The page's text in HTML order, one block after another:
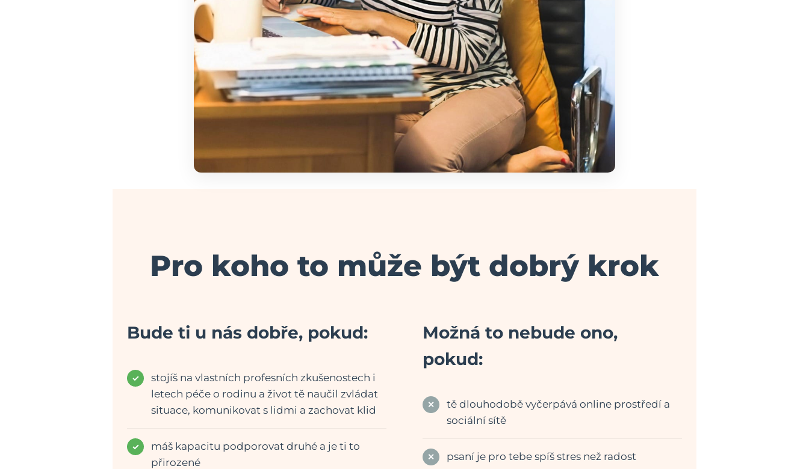
Pro koho to může být dobrý krok
Bude ti u nás dobře, pokud:
stojíš na vlastních profesních zkušenostech i
letech péče o rodinu a život tě naučil zvládat
situace, komunikovat s lidmi a zachovat klid
máš kapacitu podporovat druhé a je ti to
přirozené
Možná to nebude ono,
pokud:
tě dlouhodobě vyčerpává online prostředí a
sociální sítě
psaní je pro tebe spíš stres než radost